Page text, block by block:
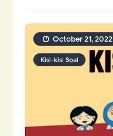
Kisi-kisi Soal
October 21, 2022